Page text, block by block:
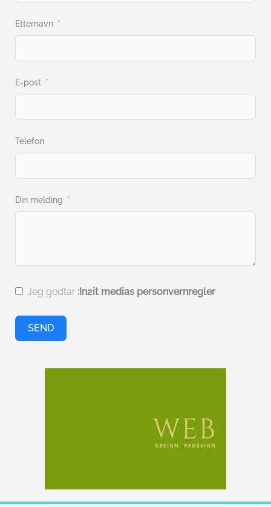
Etternavn
E-post
Telefon
Din melding
Jeg godtar :In2it medias personvernregler
SEND